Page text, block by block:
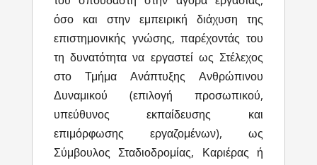
όσο και στην εμπειρική διάχυση της
επιστημονικής γνώσης, παρέχοντάς του
τη δυνατότητα να εργαστεί ως Στέλεχος
στο Τμήμα Ανάπτυξης Ανθρώπινου
Δυναμικού (επιλογή προσωπικού,
υπεύθυνος εκπαίδευσης και
επιμόρφωσης εργαζομένων), ως
Σύμβουλος Σταδιοδρομίας, Καριέρας ή